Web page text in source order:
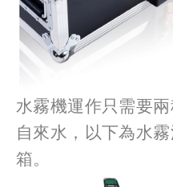
水霧機運作只需要
自來水，以下為水
箱。